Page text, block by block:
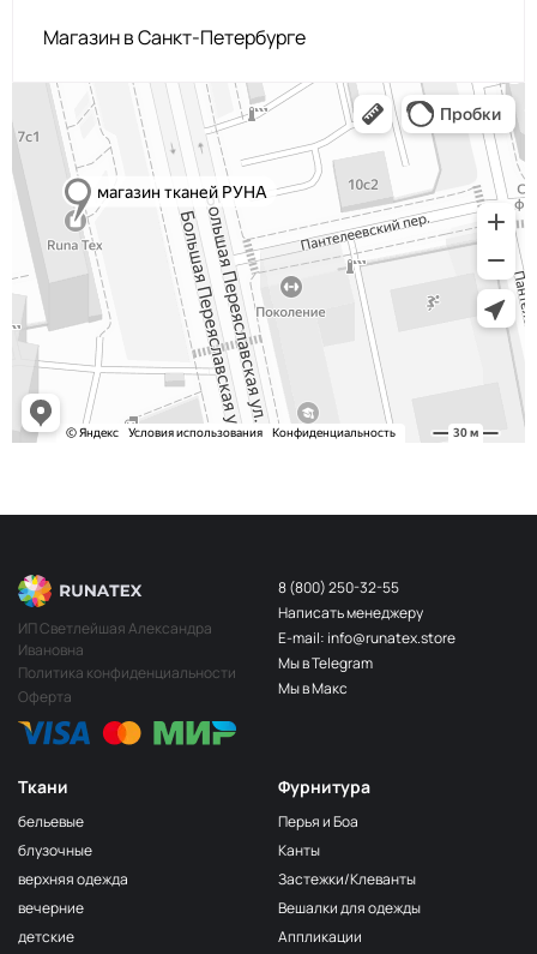
Магазин в Санкт-Петербурге
Ткани
бельевые
блузочные
верхняя одежда
вечерние
детские
Фурнитура
Перья и Боа
Канты
Застежки/Клеванты
Вешалки для одежды
Аппликации
ИП Светлейшая Александра
Ивановна
Политика конфиденциальности
Оферта
8 (800) 250-32-55
Написать менеджеру
E-mail: info@runatex.store
Мы в Telegram
Мы в Макс